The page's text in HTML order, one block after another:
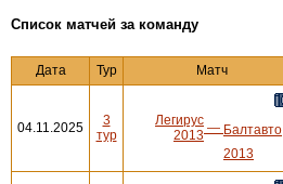
Cписок матчей за команду
Дата Тур Матч
04.11.2025
3
тур
Легирус
2013 — Балтавто
2013